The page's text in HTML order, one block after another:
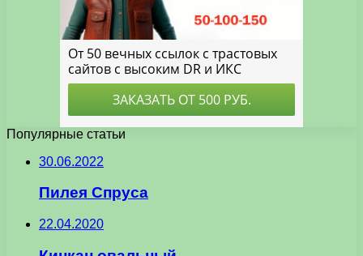
Популярные статьи
30.06.2022
Пилея Спруса
22.04.2020